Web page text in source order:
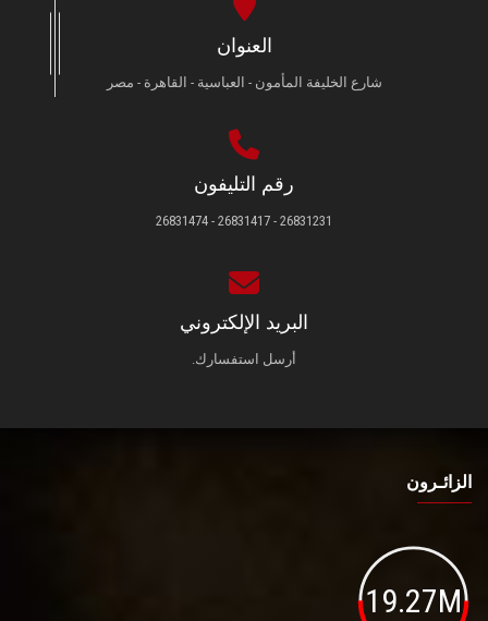
العنوان
شارع الخليفة المأمون - العباسية - القاهرة - مصر
رقم التليفون
26831231 - 26831417 - 26831474
البريد الإلكتروني
أرسل استفسارك.
الزائـرون
19.27M